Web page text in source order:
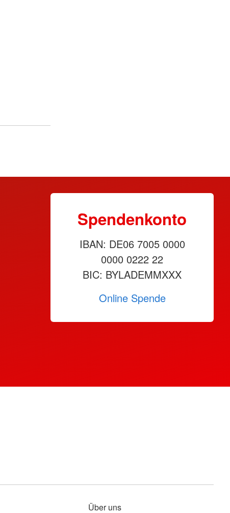
Spendenkonto
IBAN: DE06 7005 0000
0000 0222 22
BIC: BYLADEMMXXX
Online Spende
Über uns